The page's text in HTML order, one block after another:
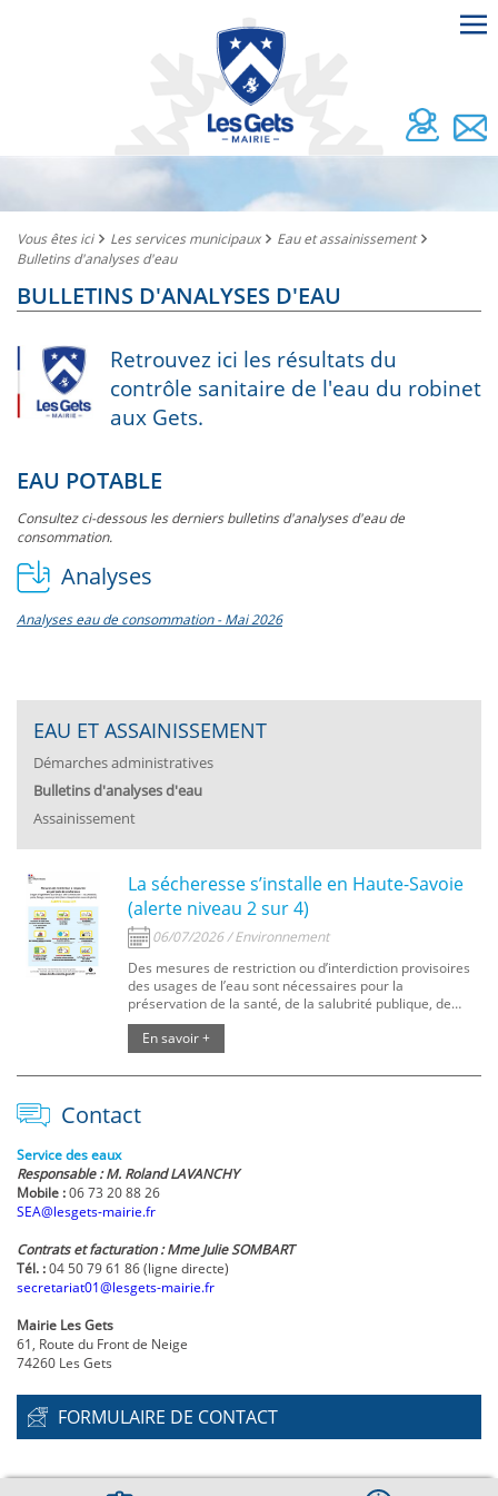
Vous êtes ici Les services municipaux
Eau et assainissement
Bulletins d'analyses d'eau
BULLETINS D'ANALYSES D'EAU
Retrouvez ici les résultats du
contrôle sanitaire de l'eau du robinet
aux Gets.
EAU POTABLE
Consultez ci-dessous les derniers bulletins d'analyses d'eau de
consommation.
Analyses
Analyses eau de consommation - Mai 2026
EAU ET ASSAINISSEMENT
Démarches administratives
Bulletins d'analyses d'eau
Assainissement
La sécheresse s’installe en Haute-Savoie
(alerte niveau 2 sur 4)
06/07/2026 / Environnement
Des mesures de restriction ou d’interdiction provisoires
des usages de l’eau sont nécessaires pour la
préservation de la santé, de la salubrité publique, de
l’alimentation en eau potable et pour la protection des
ressources en eau.
En savoir +
Contact
Service des eaux
Responsable : M. Roland LAVANCHY
Mobile :06 73 20 88 26
SEA@lesgets-mairie.fr
Contrats et facturation : Mme Julie SOMBART
Tél. :04 50 79 61 86 (ligne directe)
secretariat01@lesgets-mairie.fr
Mairie Les Gets
61, Route du Front de Neige
74260 Les Gets
FORMULAIRE DE CONTACT